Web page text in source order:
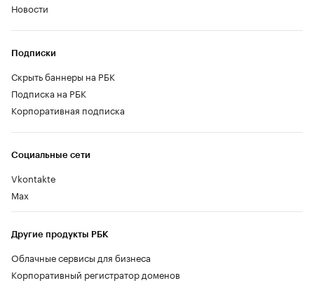
Новости
Социальные сети
Vkontakte
Max
Другие продукты РБК
Облачные сервисы для бизнеса
Корпоративный регистратор доменов
Подписки
Скрыть баннеры на РБК
Подписка на РБК
Корпоративная подписка